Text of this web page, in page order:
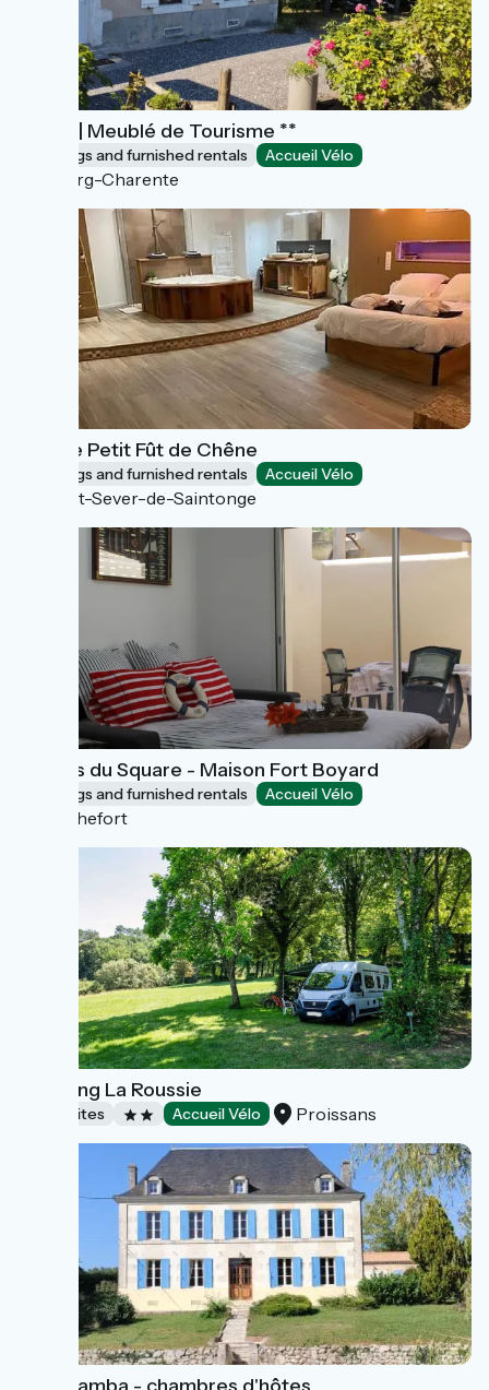
Le Nid | Meublé de Tourisme **
Lodgings and furnished rentals Accueil Vélo
Bourg-Charente
Gîte Le Petit Fût de Chêne
Lodgings and furnished rentals Accueil Vélo
Saint-Sever-de-Saintonge
Le Clos du Square - Maison Fort Boyard
Lodgings and furnished rentals Accueil Vélo
Rochefort
Camping La Roussie
Campsites Accueil Vélo Proissans